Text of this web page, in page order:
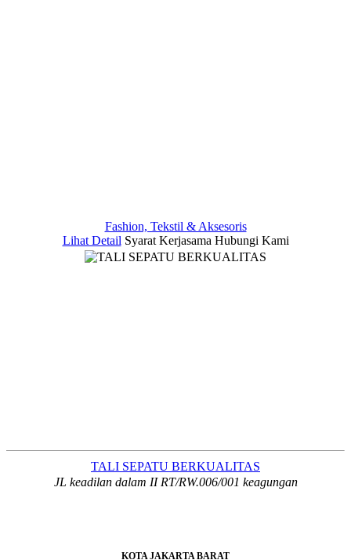
Fashion, Tekstil & Aksesoris
Lihat Detail Syarat Kerjasama Hubungi Kami
TALI SEPATU BERKUALITAS
JL keadilan dalam II RT/RW.006/001 keagungan
KOTA JAKARTA BARAT